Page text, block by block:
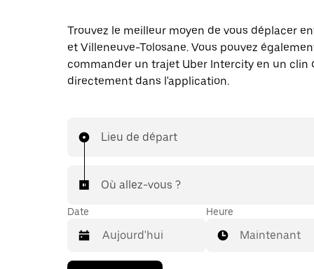
Trouvez le meilleur moyen de vous déplacer
et Villeneuve-Tolosane. Vous pouvez
commander un trajet Uber Intercity en un clin
directement dans l'application.
Lieu de départ
Où allez-vous ?
Date Heure
Maintenant